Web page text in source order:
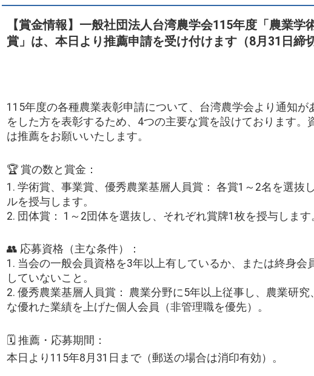
【賞金情報】一般社団法人台湾農学会115年度「農業
賞」は、本日より推薦申請を受け付けます（8月31日締切
115年度の各種農業表彰申請について、台湾農学会より通知
をした方を表彰するため、4つの主要な賞を設けております。
は推薦をお願いいたします。
🏆 賞の数と賞金：
1. 学術賞、事業賞、優秀農業基層人員賞： 各賞1～2名を選抜
ルを授与します。
2. 団体賞： 1～2団体を選抜し、それぞれ賞牌1枚を授与します
👥 応募資格（主な条件）：
1. 当会の一般会員資格を3年以上有しているか、または終身
していないこと。
2. 優秀農業基層人員賞： 農業分野に5年以上従事し、農業研
な優れた業績を上げた個人会員（非管理職を優先）。
🗓️ 推薦・応募期間：
本日より115年8月31日まで（郵送の場合は消印有効）。